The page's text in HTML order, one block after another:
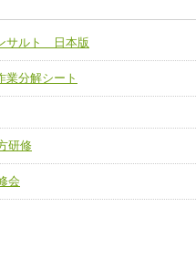
向上
上させ、新たな可能性を広げる
ントおよび効果的な指導ができる
・暴力対応支援チーム】
パートチーム】
セス改善チーム】
サルト 日本版
業分解シート
研修
会